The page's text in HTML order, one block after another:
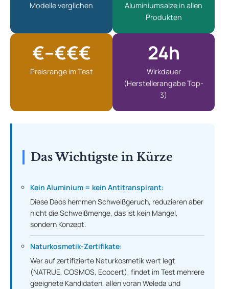
Modelle verglichen
Aluminiumsalze in allen
Produkten
€–€€€
Preisrange im Test
24h
Wirkdauer
(Herstellerangabe Top-
3)
Das Wichtigste in Kürze
Kein Aluminium = kein Antitranspirant:
Diese Deos hemmen Schweißgeruch, reduzieren aber
nicht die Schweißmenge, das ist kein Mangel,
sondern Konzept.
Naturkosmetik-Zertifikate:
Wer auf zertifizierte Naturkosmetik wert legt
(NATRUE, COSMOS, Ecocert), findet im Test mehrere
geeignete Kandidaten, allen voran Weleda und